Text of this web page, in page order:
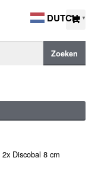
Zoeken
Discobal 8 cm
DUTCH ▼